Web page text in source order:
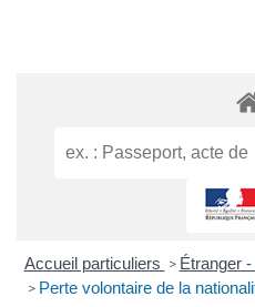
Accueil particuliers > Étranger
> Perte volontaire de la